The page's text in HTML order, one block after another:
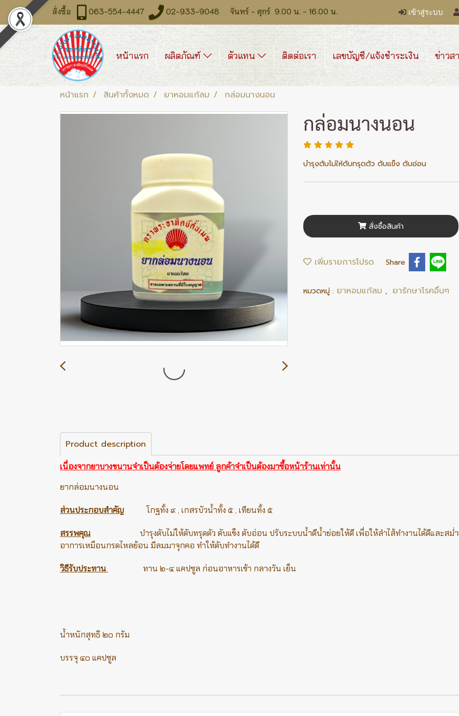
สั่งซื้อ 063-554-4447 02-933-9048 จันทร์ - ศุกร์ 9.00 น. - 16.00 น. เข้าสู่ระบบ
หน้าแรก ผลิตภัณฑ์ ตัวแทน ติดต่อเรา เลขบัญชี/แจ้งชำระเงิน ข่าวส
หน้าแรก สินค้าทั้งหมด ยาหอมแก้ลม กล่อมนางนอน
กล่อมนางนอน
บำรุงตับไม่ให้ตับทรุดตัว ตับแข็ง ตับอ่อน
สั่งซื้อสินค้า
เพิ่มรายการโปรด Share
หมวดหมู่ : ยาหอมแก้ลม , ยารักษาโรคอื่นๆ
Product description
เนื่องจากยาบางขนานจำเป็นต้องจ่ายโดยแพทย์ ลูกค้าจำเป็นต้องมาซื้อหน้าร้านเท่านั้น
ยากล่อมนางนอน
ส่วนประกอบสำคัญ โกฐทั้ง ๙ , เกสรบัวน้ำทั้ง ๕ , เทียนทั้ง ๕
สรรพคุณ บำรุงตับไม่ให้ตับทรุดตัว ตับแข็ง ตับอ่อน ปรับระบบน้ำดีน้ำย่อยให้ดี เพื่อให้ลำไส้ทำงานได้ดีและสม่ำ
อาการเหมือนกรดไหลย้อน มีลมมาจุกคอ ทำให้ตับทำงานได้ดี
วิธีรับประทาน ทาน ๒-๔ แคปซูล ก่อนอาหารเช้า กลางวัน เย็น
น้ำหนักสุทธิ ๒๐ กรัม
บรรจุ ๔๐ แคปซูล